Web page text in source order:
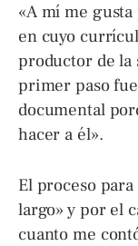
«A mí me gusta
en cuyo
productor de la
primer paso
documental
hacer a él».
El proceso
largo» y por el
cuanto me